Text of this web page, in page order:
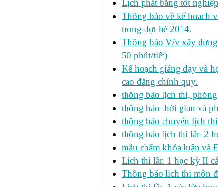
Lịch phát bằng tốt
Thông báo về kế hoach
trong đợt hè 2014.
Thông báo V/v xây
50 phút/tiết)
Kế hoạch giảng dạy và
cao đẳng chính quy.
thông báo lịch thi,
thông báo thời gian và
thông báo chuyển lịch
thông báo lịch thi lần 2
mẫu chấm khóa luận và
Lich thi lần 1 học kỳ II
Thông báo lich thi môn